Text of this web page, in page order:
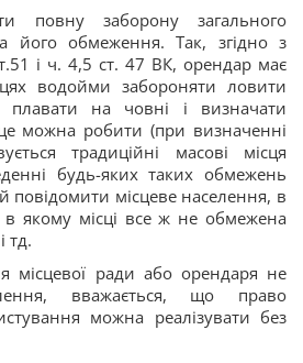
повну заборону загального
його обмеження. Так, згідно з
і ч. 4,5 ст. 47 ВК, орендар має
водойми забороняти ловити
плавати на човні і визначати
можна робити (при визначенні
традиційні масові місця
будь-яких таких обмежень
повідомити місцеве населення, в
в якому місці все ж не обмежена
тд.
місцевої ради або орендаря не
вважається, що право
можна реалізувати без